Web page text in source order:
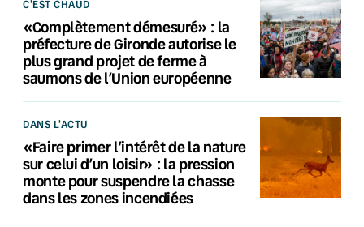
C'EST CHAUD
«Complètement démesuré» : la
préfecture de Gironde autorise le
plus grand projet de ferme à
saumons de l’Union européenne
DANS L'ACTU
«Faire primer l’intérêt de la nature
sur celui d’un loisir» : la pression
monte pour suspendre la chasse
dans les zones incendiées